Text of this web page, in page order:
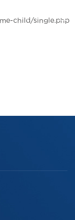
VI
child/single.php